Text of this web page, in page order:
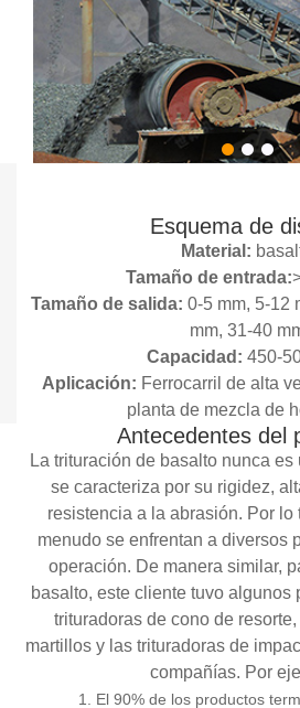
Esquema de
Material:
Tamaño de entrada:
Tamaño de salida: 0-5 mm, 5-12
mm, 31-40
Capacidad: 450-
Aplicación: Ferrocarril de alta
planta de mezcla de
Antecedentes del
La trituración de basalto nunca
se caracteriza por su rigidez,
resistencia a la abrasión. Por lo
menudo se enfrentan a diversos
operación. De manera similar,
basalto, este cliente tuvo algunos
trituradoras de cono de
martillos y las trituradoras de
compañías. Por
1. El 90% de los productos